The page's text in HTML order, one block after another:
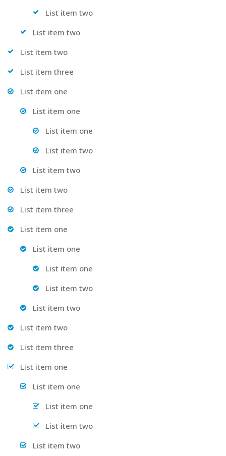
List item two
List item two
List item two
List item three
List item one
List item one
List item one
List item two
List item two
List item two
List item three
List item one
List item one
List item one
List item two
List item two
List item two
List item three
List item one
List item one
List item one
List item two
List item two